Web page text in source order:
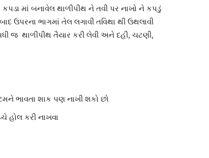
માં બનાવેલ થાળીપીથ ને તવી પર નાખો ને કપડું
ઉપરના ભાગમાં તેલ લગાવી તવિથા થી ઉથલાવી
જ થાળીપીથ તૈયાર કરી લેવી અને દહી, ચટણી,
ભાવતા શાક પણ નાખી શકો છો
હોલ કરી નાખવા